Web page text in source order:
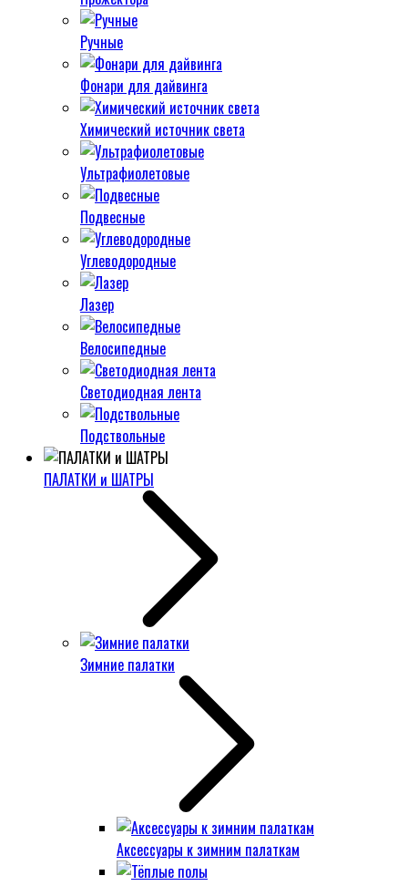
Ручные
Фонари для дайвинга
Химический источник света
Ультрафиолетовые
Подвесные
Углеводородные
Лазер
Велосипедные
Светодиодная лента
Подствольные
ПАЛАТКИ и ШАТРЫ
Зимние палатки
Аксессуары к зимним палаткам